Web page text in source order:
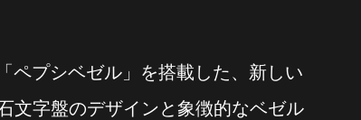
ペプシベゼル」を搭載した、新しい
文字盤のデザインと象徴的なベゼル